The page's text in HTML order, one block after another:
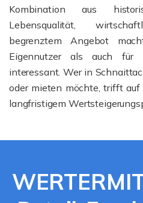
Kombination aus
Lebensqualität,
begrenztem Angebot
Eigennutzer als auch für
interessant. Wer in
oder mieten möchte, trifft
langfristigem